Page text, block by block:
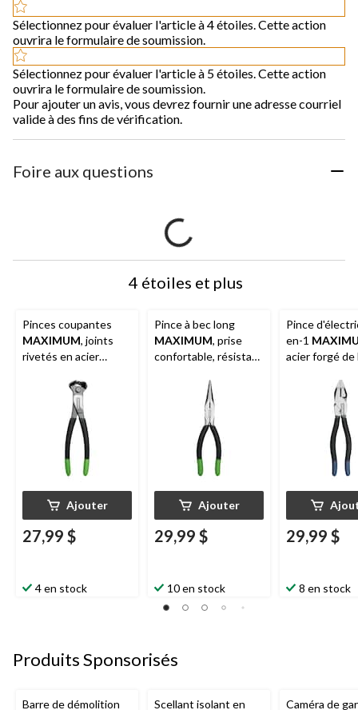
Sélectionnez pour évaluer l'article à 4 étoiles. Cette action
ouvrira le formulaire de soumission.
Sélectionnez pour évaluer l'article à 5 étoiles. Cette action
ouvrira le formulaire de soumission.
Pour ajouter un avis, vous devrez fournir une adresse courriel
valide à des fins de vérification.
Foire aux questions
4 étoiles et plus
Pinces coupantes
MAXIMUM, joints
rivetés en acier
code de couleur
Ajouter
27,99 $
4 en stock
Pince à bec long
MAXIMUM, prise
confortable, résistant
embouts à code de
couleur, 8 po
Ajouter
29,99 $
10 en stock
Pince
en-1
acier forgé
code de
29,99 $
8 en stock
Produits Sponsorisés
Barre de démolition
Scellant isolant en
Caméra de